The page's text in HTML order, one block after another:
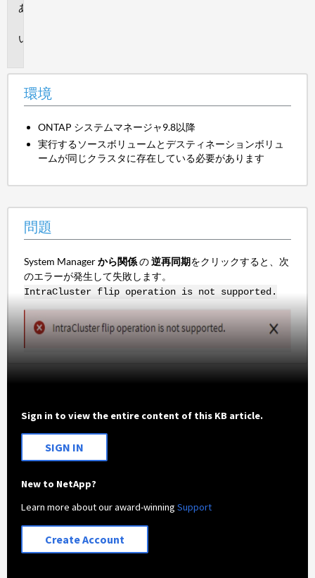
環境
ONTAP システムマネージャ9.8以降
実行するソースボリュームとデスティネーションボリュ
ームが同じクラスタに存在している必要があります
問題
System Managerから関係の逆再同期をクリックすると、次
のエラーが発生して失敗します。
IntraCluster flip operation is not supported.
Sign in to view the entire content of this KB article.
SIGN IN
New to NetApp?
Learn more about our award-winningSupport
Create Account